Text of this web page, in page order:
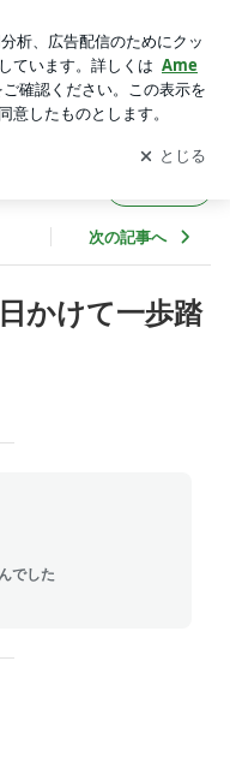
通知
を受け取りまし
開く
次の記事へ
かけて一歩踏
でした